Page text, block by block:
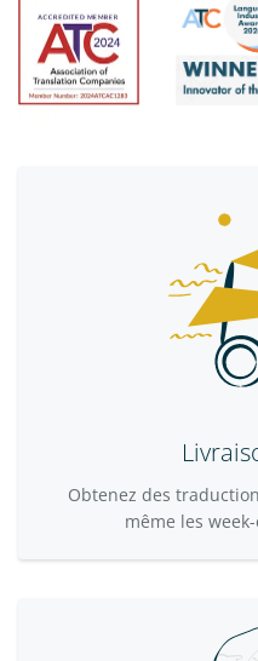
Obtenez des
même les